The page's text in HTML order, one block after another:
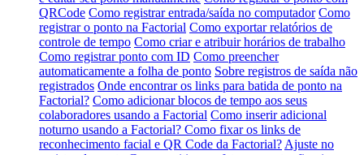
QRCode Como registrar entrada/saída no computador Como
registrar o ponto na Factorial Como exportar relatórios de
controle de tempo Como criar e atribuir horários de trabalho
Como registrar ponto com ID Como preencher
automaticamente a folha de ponto Sobre registros de saída não
registrados Onde encontrar os links para batida de ponto na
Factorial? Como adicionar blocos de tempo aos seus
colaboradores usando a Factorial Como inserir adicional
noturno usando a Factorial? Como fixar os links de
reconhecimento facial e QR Code da Factorial? Ajuste no